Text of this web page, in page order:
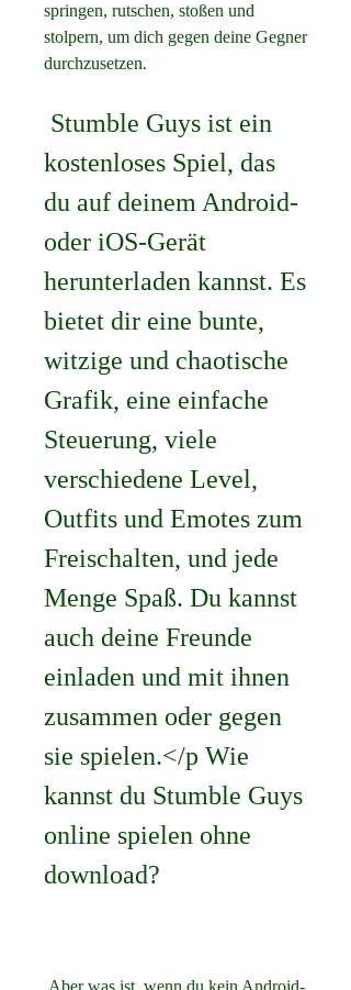
springen, rutschen, stoßen und
stolpern, um dich gegen deine Gegner
durchzusetzen.
kostenloses Spiel, das
du auf deinem Android-
oder iOS-Gerät
herunterladen kannst. Es
bietet dir eine bunte,
witzige und chaotische
Grafik, eine einfache
Steuerung, viele
verschiedene Level,
Outfits und Emotes zum
Freischalten, und jede
Menge Spaß. Du kannst
auch deine Freunde
einladen und mit ihnen
zusammen oder gegen
sie spielen.</p Wie
kannst du Stumble Guys
online spielen ohne
download?